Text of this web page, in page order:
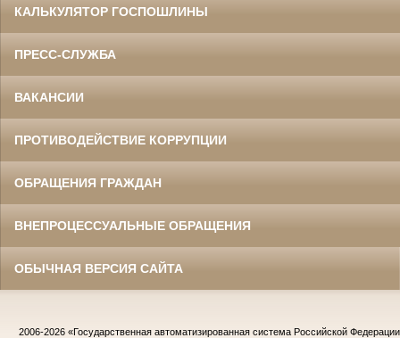
КАЛЬКУЛЯТОР ГОСПОШЛИНЫ
ПРЕСС-СЛУЖБА
ВАКАНСИИ
ПРОТИВОДЕЙСТВИЕ КОРРУПЦИИ
ОБРАЩЕНИЯ ГРАЖДАН
ВНЕПРОЦЕССУАЛЬНЫЕ ОБРАЩЕНИЯ
ОБЫЧНАЯ ВЕРСИЯ САЙТА
2006-2026 «Государственная автоматизированная система Российской